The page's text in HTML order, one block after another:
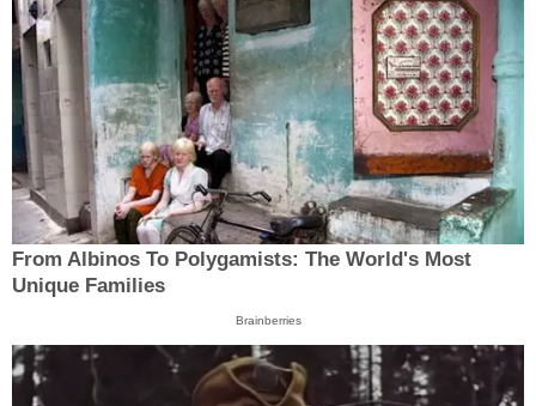
From Albinos To Polygamists: The World's Most
Unique Families
Brainberries